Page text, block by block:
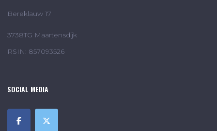
Bereklauw 17
3738TG Maartensdijk
RSIN: 857093526
SOCIAL MEDIA